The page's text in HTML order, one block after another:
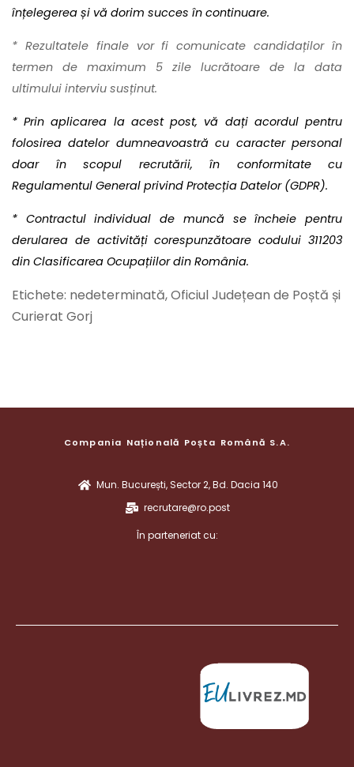
înțelegerea și vă dorim succes în continuare.
* Rezultatele finale vor fi comunicate candidaților în
termen de maximum 5 zile lucrătoare de la data
ultimului interviu susținut.
* Prin aplicarea la acest post, vă dați acordul pentru
folosirea datelor dumneavoastră cu caracter personal
doar în scopul recrutării, în conformitate cu
Regulamentul General privind Protecția Datelor (GDPR).
* Contractul individual de muncă se încheie pentru
derularea de activități corespunzătoare codului 311203
din Clasificarea Ocupațiilor din România.
Etichete: nedeterminată, Oficiul Județean de Poștă și
Curierat Gorj
Compania Națională Poșta Română S.A.
Mun. București, Sector 2, Bd. Dacia 140
recrutare@ro.post
În parteneriat cu: